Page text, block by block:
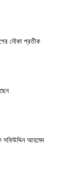
নৌকা প্রতীক
সফিউদ্দিন আহমেদ